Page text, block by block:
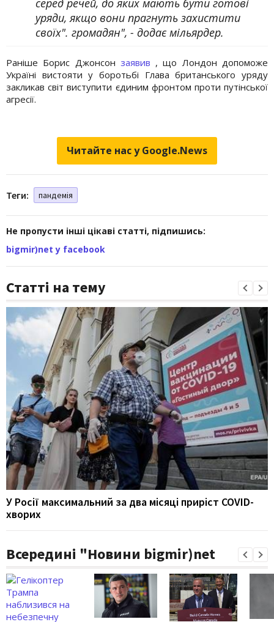
уряди, якщо вони прагнуть захистити
своїх". громадян", - додає мільярдер.
Раніше Борис Джонсон заявив , що Лондон допоможе
Україні вистояти у боротьбі Глава британського уряду
закликав світ виступити єдиним фронтом проти путінської
агресії.
Читайте нас у Google.News
Теги: пандемія
Не пропусти інші цікаві статті, підпишись:
bigmir)net у facebook
Статті на тему
У Росії максимальний за два місяці приріст COVID-
хворих
Всередині "Новини bigmir)net